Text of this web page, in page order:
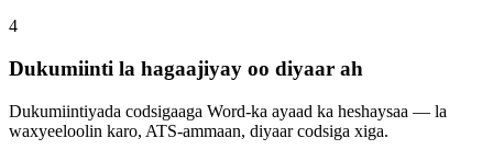
4
Dukumiinti la hagaajiyay oo diyaar ah
Dukumiintiyada codsigaaga Word-ka ayaad ka heshaysaa — la
waxyeeloolin karo, ATS-ammaan, diyaar codsiga xiga.